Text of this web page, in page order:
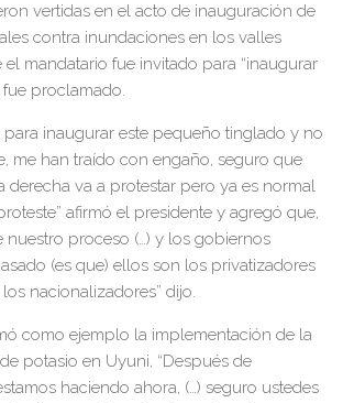
vertidas en el acto de inauguración de
contra inundaciones en los valles
mandatario fue invitado para “inaugurar
proclamado.
para inaugurar este pequeño tinglado y no
me han traído con engaño, seguro que
derecha va a protestar pero ya es normal
afirmó el presidente y agregó que,
nuestro proceso (…) y los gobiernos
(es que) ellos son los privatizadores
nacionalizadores” dijo.
como ejemplo la implementación de la
potasio en Uyuni, “Después de
haciendo ahora, (…) seguro ustedes